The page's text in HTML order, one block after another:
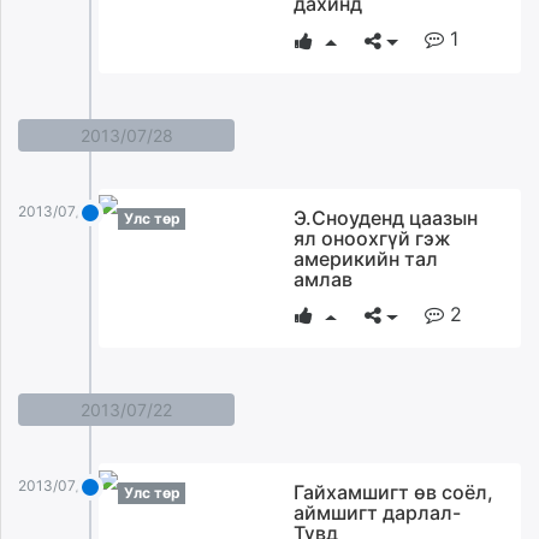
24tsag.mn
eagle.mn
ergelt.mn
urlag.mn
shudarga.mn
1
2013/07/28
2013/07/28 Улс төр
Э.Сноуденд цаазын
ял оноохгүй гэж
америкийн тал
амлав
2
2013/07/22
2013/07/22 Улс төр
Гайхамшигт өв соёл,
аймшигт дарлал-
Түвд